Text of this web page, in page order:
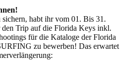
habt ihr vom 01. Bis 31.
Trip auf die Florida Keys inkl.
für die Kataloge der Florida
zu bewerben! Das erwartet